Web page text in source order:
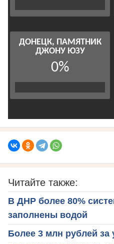
Читайте также:
В ДНР более 80%
заполнены водой
Более 3 млн рублей за